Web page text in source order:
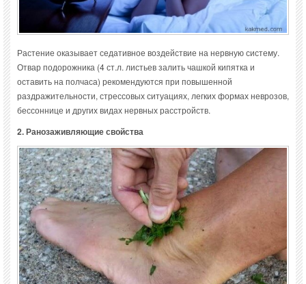
Растение оказывает седативное воздействие на нервную систему.
Отвар подорожника (4 ст.л. листьев залить чашкой кипятка и
оставить на полчаса) рекомендуются при повышенной
раздражительности, стрессовых ситуациях, легких формах неврозов,
бессоннице и других видах нервных расстройств.
2. Ранозаживляющие свойства